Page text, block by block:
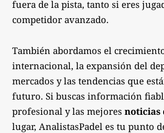
fuera de la pista, tanto si eres
competidor avanzado.
También abordamos el
internacional, la expansión del
mercados y las tendencias que
futuro. Si buscas información
profesional y las mejores noticias
lugar, AnalistasPadel es tu punto